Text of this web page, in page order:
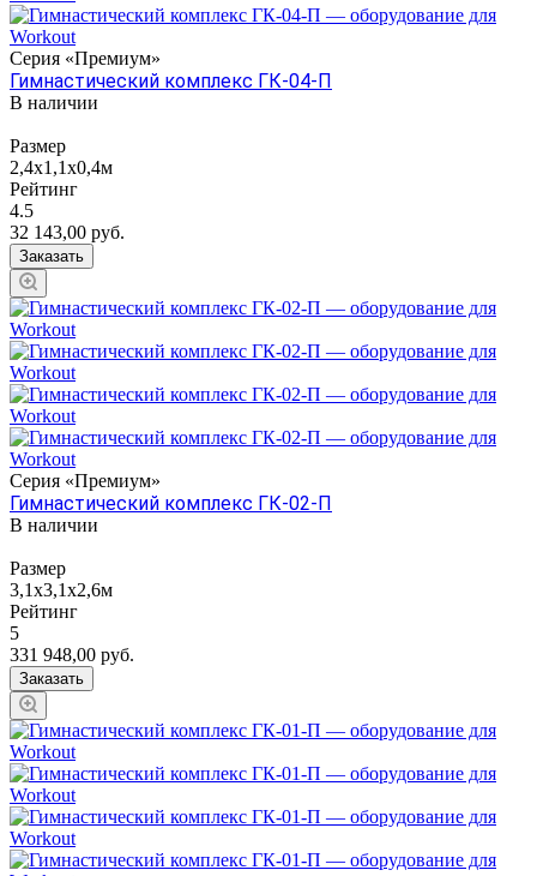
Серия «Премиум»
Гимнастический комплекс ГК-04-П
В наличии
Размер
2,4х1,1х0,4м
Рейтинг
4.5
32 143,00 руб.
Заказать
Серия «Премиум»
Гимнастический комплекс ГК-02-П
В наличии
Размер
3,1х3,1х2,6м
Рейтинг
5
331 948,00 руб.
Заказать